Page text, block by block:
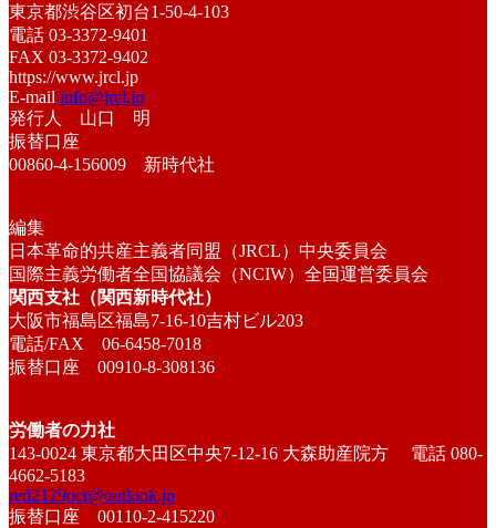
東京都渋谷区初台1-50-4-103
電話 03-3372-9401
FAX 03-3372-9402
https://www.jrcl.jp
E-mail info@jrcl.jp
発行人 山口 明
振替口座
00860-4-156009 新時代社
編集
日本革命的共産主義者同盟（JRCL）中央委員会
国際主義労働者全国協議会（NCIW）全国運営委員会
関西支社（関西新時代社）
大阪市福島区福島7-16-10吉村ビル203
電話/FAX 06-6458-7018
振替口座 00910-8-308136
労働者の力社
143-0024 東京都大田区中央7-12-16 大森助産院方 電話 080-
4662-5183
red2129oct@outlook.jp
振替口座 00110-2-415220